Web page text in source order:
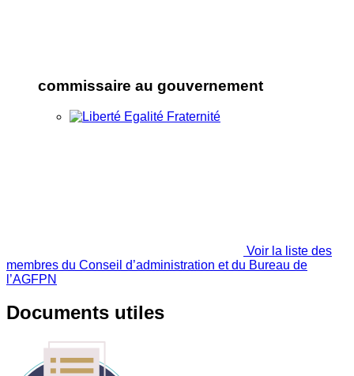
commissaire au gouvernement
Voir la liste des
membres du Conseil d’administration et du Bureau de
l’AGFPN
Documents utiles